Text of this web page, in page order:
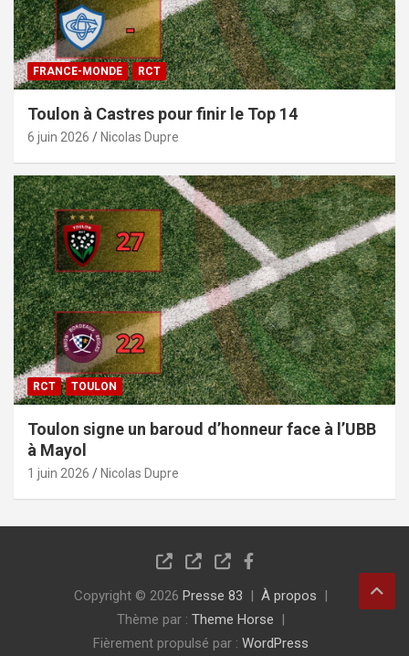
FRANCE-MONDE RCT
Toulon à Castres pour finir le Top 14
6 juin 2026 Nicolas Dupre
RCT TOULON
Toulon signe un baroud d’honneur face à l’UBB
à Mayol
1 juin 2026 Nicolas Dupre
Copyright © 2026 Presse 83
À propos
Thème par : Theme Horse
Fièrement propulsé par : WordPress